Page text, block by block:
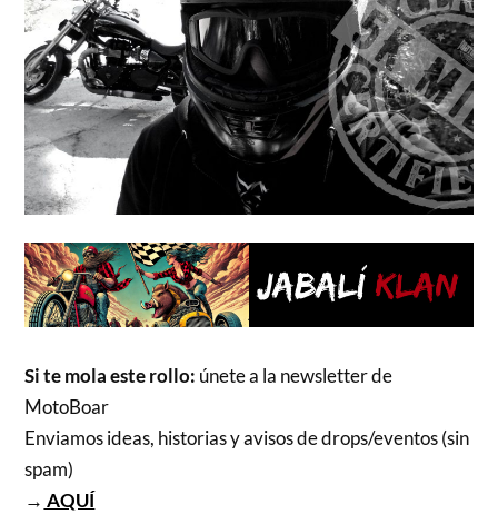
Si te mola este rollo: únete a la newsletter de
MotoBoar
Enviamos ideas, historias y avisos de drops/eventos (sin
spam)
→ AQUÍ